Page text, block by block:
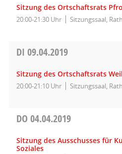
Sitzung des Ortschaftsrats
20:00-21:30 Uhr Sitzungssaal,
DI 09.04.2019
Sitzung des Ortschaftsrats
20:00-21:10 Uhr Sitzungssaal,
DO 04.04.2019
Sitzung des Ausschusses für
Soziales